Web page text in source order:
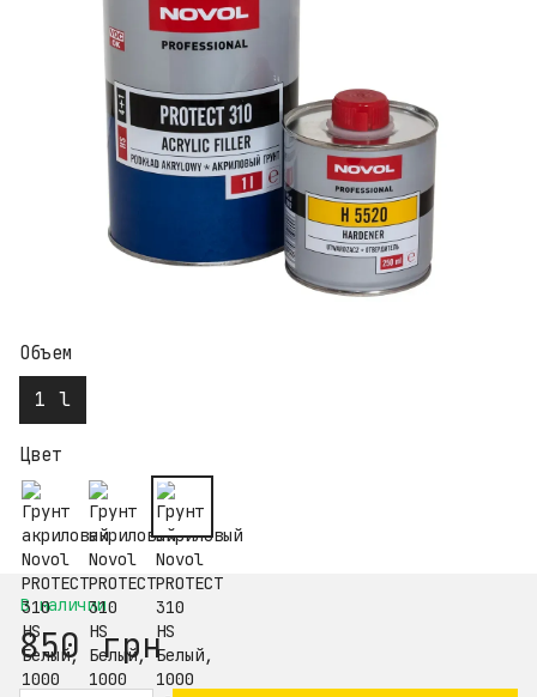
Объем
1 l
Цвет
В наличии
850 грн